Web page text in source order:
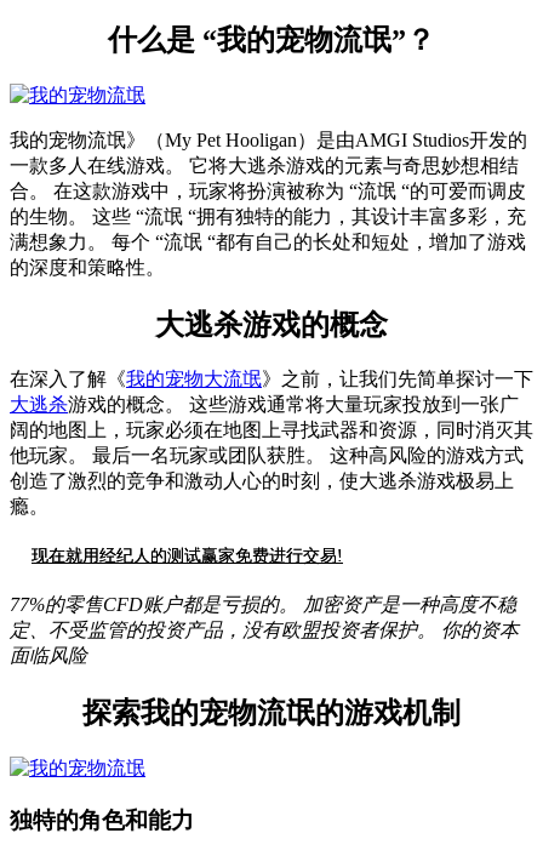
什么是 “我的宠物流氓”？
我的宠物流氓》（My Pet Hooligan）是由AMGI Studios开发的
一款多人在线游戏。 它将大逃杀游戏的元素与奇思妙想相结
合。 在这款游戏中，玩家将扮演被称为 “流氓 “的可爱而调皮
的生物。 这些 “流氓 “拥有独特的能力，其设计丰富多彩，充
满想象力。 每个 “流氓 “都有自己的长处和短处，增加了游戏
的深度和策略性。
大逃杀游戏的概念
在深入了解《我的宠物大流氓》之前，让我们先简单探讨一下
大逃杀游戏的概念。 这些游戏通常将大量玩家投放到一张广
阔的地图上，玩家必须在地图上寻找武器和资源，同时消灭其
他玩家。 最后一名玩家或团队获胜。 这种高风险的游戏方式
创造了激烈的竞争和激动人心的时刻，使大逃杀游戏极易上
瘾。
现在就用经纪人的测试赢家免费进行交易!
77%的零售CFD账户都是亏损的。 加密资产是一种高度不稳
定、不受监管的投资产品，没有欧盟投资者保护。 你的资本
面临风险
探索我的宠物流氓的游戏机制
独特的角色和能力